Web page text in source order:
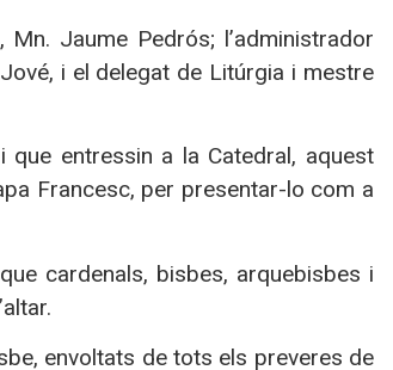
Jaume Pedrós; l’administrador
i el delegat de Litúrgia i mestre
entressin a la Catedral, aquest
Francesc, per presentar-lo com a
cardenals, bisbes, arquebisbes i
envoltats de tots els preveres de